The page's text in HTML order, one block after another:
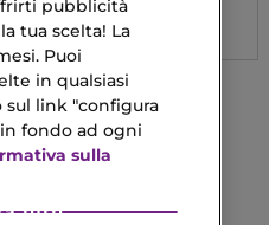
pubblicità
tua scelta! La
Puoi
in qualsiasi
link "configura
fondo ad ogni
sulla
tutti